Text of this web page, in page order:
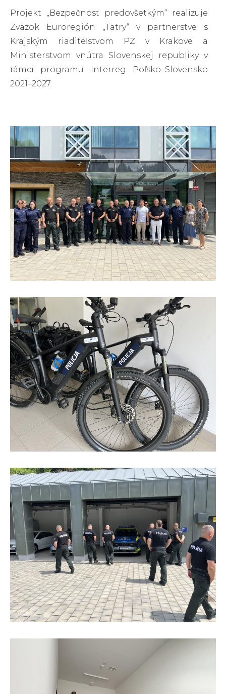
Projekt „Bezpečnosť predovšetkým“ realizuje
Zväzok Euroregión „Tatry“ v partnerstve s
Krajským riaditeľstvom PZ v Krakove a
Ministerstvom vnútra Slovenskej republiky v
rámci programu Interreg Poľsko–Slovensko
2021–2027.